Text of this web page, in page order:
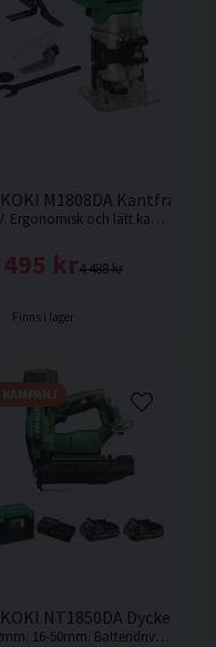
M1808DA Kantfräs 18V
18V. Ergonomisk och lätt kantfräs med hög fräsprestanda och robust aluminiumstam. Levereras utan batteri och laddare.
4 488 kr
kr
Finns i lager
Svart inkl. clips
NT1850DA
1,2mm. 16-50mm. Batteridriven dyckertpistol med lägst vikt i klassen! Endast 2,4kg med ett 2,0ah batteri.